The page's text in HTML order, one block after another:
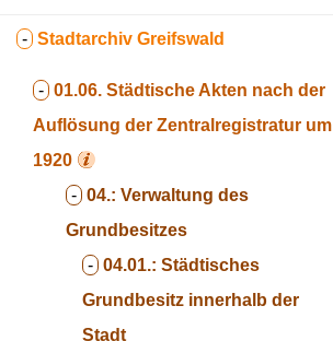
- Stadtarchiv Greifswald
- 01.06. Städtische Akten nach der
Auflösung der Zentralregistratur um
1920
- 04.: Verwaltung des
Grundbesitzes
- 04.01.: Städtisches
Grundbesitz innerhalb der
Stadt